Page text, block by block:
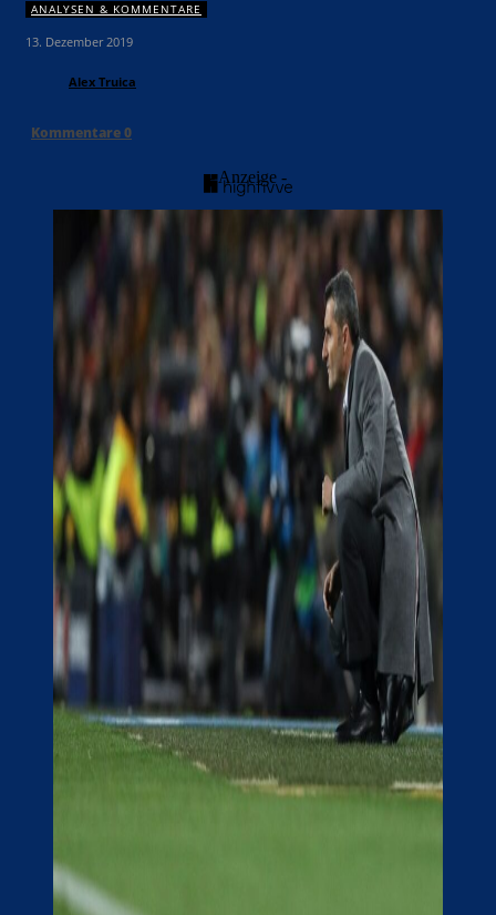
ANALYSEN & KOMMENTARE
13. Dezember 2019
Alex Truica
Kommentare0
- Anzeige -